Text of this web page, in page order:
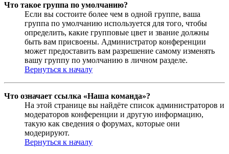
Что такое группа по умолчанию?
Если вы состоите более чем в одной группе, ваша
группа по умолчанию используется для того, чтобы
определить, какие групповые цвет и звание должны
быть вам присвоены. Администратор конференции
может предоставить вам разрешение самому изменять
вашу группу по умолчанию в личном разделе.
Вернуться к началу
Что означает ссылка «Наша команда»?
На этой странице вы найдёте список администраторов и
модераторов конференции и другую информацию,
такую как сведения о форумах, которые они
модерируют.
Вернуться к началу